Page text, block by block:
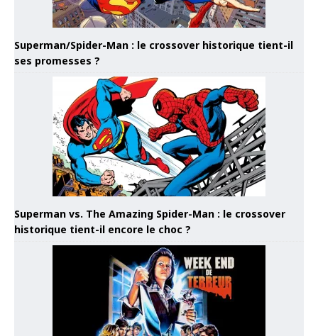
Superman/Spider-Man : le crossover historique tient-il
ses promesses ?
Superman vs. The Amazing Spider-Man : le crossover
historique tient-il encore le choc ?